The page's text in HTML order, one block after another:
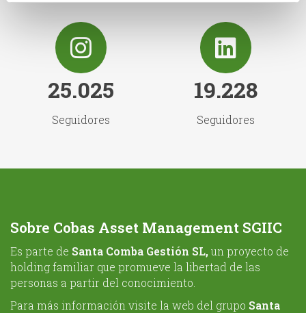
25.025
Seguidores
19.228
Seguidores
Sobre Cobas Asset Management SGIIC
Es parte de Santa Comba Gestión SL, un proyecto de
holding familiar que promueve la libertad de las
personas a partir del conocimiento.
Para más información visite la web del grupo Santa